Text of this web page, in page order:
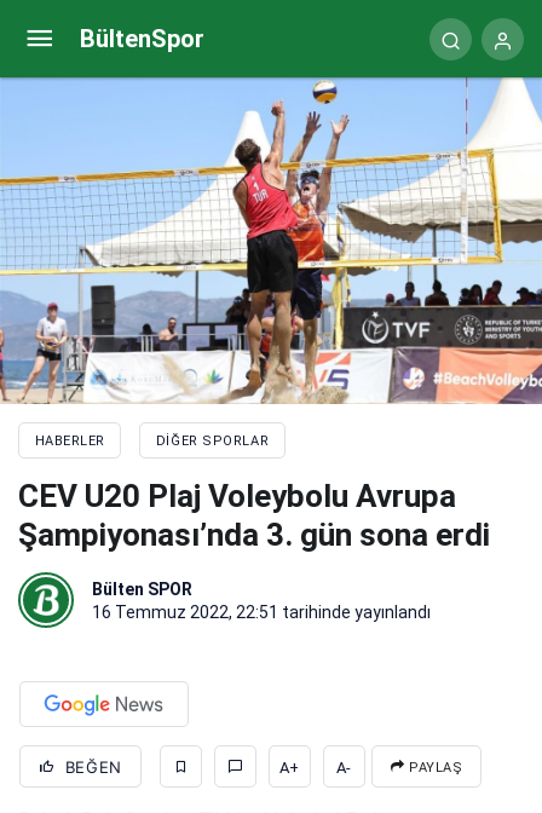
BültenSpor
HABERLER DIĞER SPORLAR
CEV U20 Plaj Voleybolu Avrupa
Şampiyonası’nda 3. gün sona erdi
Bülten SPOR
16 Temmuz 2022, 22:51 tarihinde yayınlandı
BEĞEN A+ A- PAYLAŞ
Türkiye-Sırbistan voleybol maçı ne zaman, saat